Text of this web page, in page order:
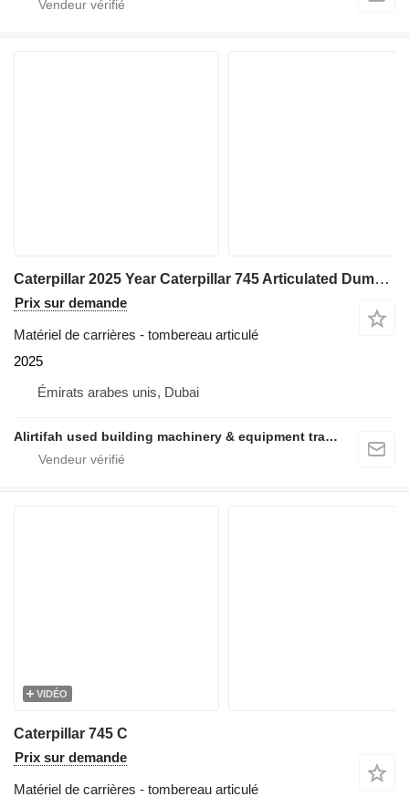
Caterpillar 2025 Year Caterpillar 745 Articulated Dump Truck
Prix sur demande
Matériel de carrières - tombereau articulé
2025
Émirats arabes unis, Dubai
Alirtifah used building machinery & equipment trading llc
VIDÉO
Caterpillar 745 C
Prix sur demande
Matériel de carrières - tombereau articulé